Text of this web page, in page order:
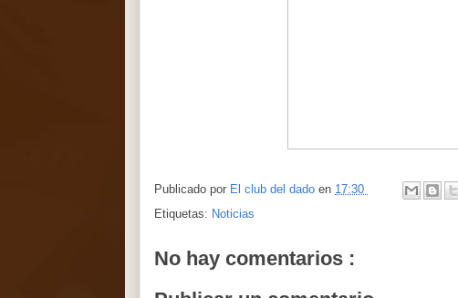
Publicado por El club del dado en 17:30
Etiquetas: Noticias
No hay comentarios :